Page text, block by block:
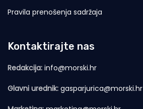
Pravila prenošenja sadržaja
Kontaktirajte nas
Redakcija: info@morski.hr
Glavni urednik: gasparjurica@morski.hr